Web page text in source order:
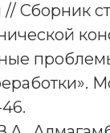
// Сборник